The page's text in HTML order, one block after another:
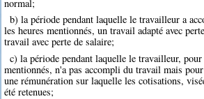
normal;
b) la période pendant laquelle le travailleur a
les heures mentionnés, un travail adapté avec
travail avec perte de salaire;
c) la période pendant laquelle le travailleur,
mentionnés, n'a pas accompli du travail mais
une rémunération sur laquelle les cotisations,
été retenues;